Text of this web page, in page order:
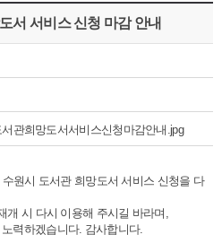
서 서비스 신청 마감 안내
관희망도서서비스신청마감안내.jpg
원시 도서관 희망도서 서비스 신청을 다
개 시 다시 이용해 주시길 바라며,
력하겠습니다. 감사합니다.